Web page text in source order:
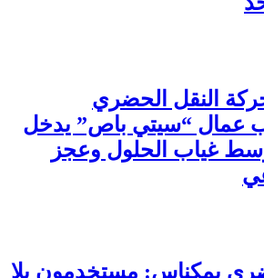
النقل الحضري
عمال “سيتي باص” يدخل
وسط غياب الحلول وعجز
بمكناس: مستخدمون بلا